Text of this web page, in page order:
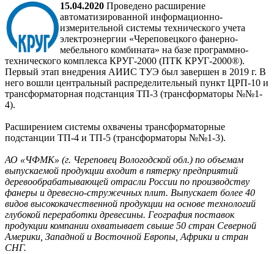
15.04.2020 Проведено расширение
автоматизированной информационно-
измерительной системы технического учета
электроэнергии «Череповецкого фанерно-
мебельного комбината» на базе программно-
технического комплекса КРУГ-2000 (ПТК КРУГ-2000®).
Первый этап внедрения АИИС ТУЭ был завершен в 2019 г. В
него вошли центральный распределительный пункт ЦРП-10 и
трансформаторная подстанция ТП-3 (трансформаторы №№1-
4).
Расширением системы охвачены трансформаторные
подстанции ТП-4 и ТП-5 (трансформаторы №№1-3).
АО «ЧФМК» (г. Череповец Вологодской обл.) по объемам
выпускаемой продукции входит в пятерку предприятий
деревообрабатывающей отрасли России по производству
фанеры и древесно-стружечных плит. Выпускает более 40
видов высококачественной продукции на основе технологий
глубокой переработки древесины. География поставок
продукции компании охватывает свыше 50 стран Северной
Америки, Западной и Восточной Европы, Африки и стран
СНГ.